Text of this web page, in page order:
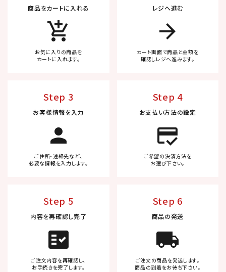
商品をカートに入れる
add_shopping_cart
お気に入りの商品を
カートに入れます。
レジへ進む
arrow_forward
カート画面で商品と金額を
確認しレジへ進みます。
Step 3
お客様情報を入力
person
ご住所・連絡先など、
必要な情報を入力します。
Step 4
お支払い方法の設定
credit_score
ご希望の決済方法を
お選び下さい。
Step 5
内容を再確認し完了
fact_check
ご注文内容を再確認し、
お手続きを完了します。
Step 6
商品の発送
local_shipping
ご注文の商品を発送します。
商品の到着をお待ち下さい。